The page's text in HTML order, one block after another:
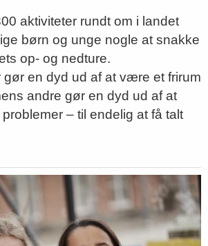
aktiviteter rundt om i landet
børn og unge nogle at snakke
op- og nedture.
gør en dyd ud af at være et frirum
andre gør en dyd ud af at
– til endelig at få talt